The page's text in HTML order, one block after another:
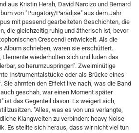
aus Kristin Hersh, David Narcizo und Bernard
von "Purgatory/Paradise" aus dem Jahr
mit passend gearbeiteten Geschichten, die
die gleichzeitig ruhig und ätherisch ist, bevor
Crescendi entwickelt. Als die
Album schrieben, waren sie erschüttert.
wiederholten sich und luden das
so herumzuspringen". Zweiminütige
Instrumentalstücke oder als Brücke eines
Sie ahmten den Effekt live nach, was die Band
geschah, war einen Moment später
ist das Gegenteil davon. Es weigert sich,
"Alles, was es von uns verlangte,
Klangwelten zu verbinden: heavy Noise
Es stellte sich heraus, dass wir nicht viel tun